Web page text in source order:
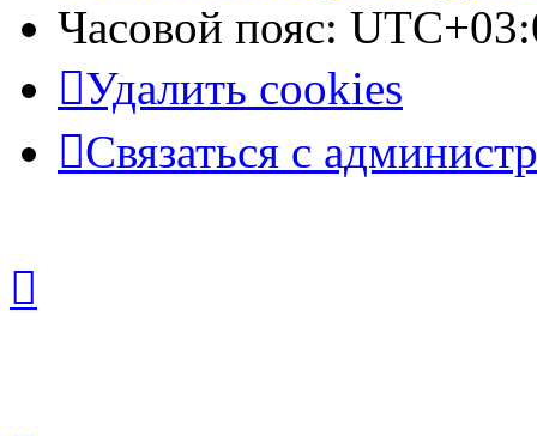
Часовой пояс:
Удалить cookies
Связаться с